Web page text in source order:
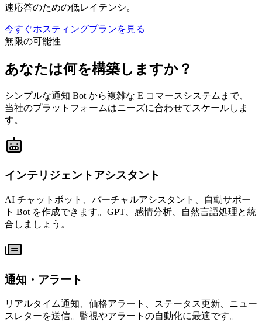
速応答のための低レイテンシ。
今すぐホスティングプランを見る
無限の可能性
あなたは何を構築しますか？
シンプルな通知 Bot から複雑な E コマースシステムまで、
当社のプラットフォームはニーズに合わせてスケールしま
す。
インテリジェントアシスタント
AI チャットボット、バーチャルアシスタント、自動サポー
ト Bot を作成できます。GPT、感情分析、自然言語処理と統
合しましょう。
通知・アラート
リアルタイム通知、価格アラート、ステータス更新、ニュー
スレターを送信。監視やアラートの自動化に最適です。